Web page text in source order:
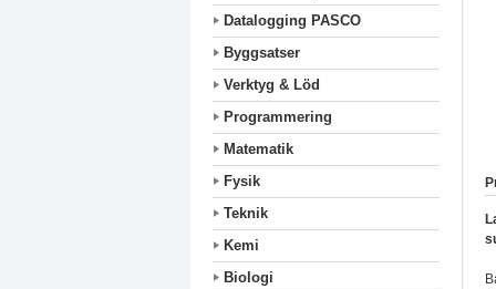
Datalogging PASCO
Byggsatser
Verktyg & Löd
Programmering
Matematik
Fysik
Teknik
Kemi
Biologi